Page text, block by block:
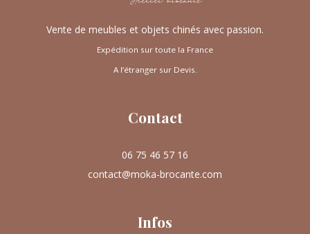
Vente de meubles et objets chinés avec passion.
Expédition sur toute la France
A l’étranger sur Devis.
Contact
06 75 46 57 16
contact@moka-brocante.com
Infos